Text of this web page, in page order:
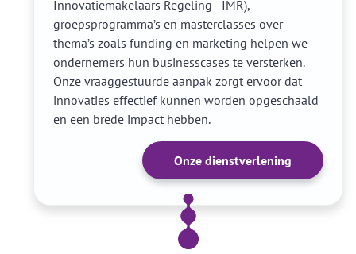
Innovatiemakelaars Regeling - IMR),
groepsprogramma’s en masterclasses over
thema’s zoals funding en marketing helpen we
ondernemers hun businesscases te versterken.
Onze vraaggestuurde aanpak zorgt ervoor dat
innovaties effectief kunnen worden opgeschaald
en een brede impact hebben.
Onze dienstverlening